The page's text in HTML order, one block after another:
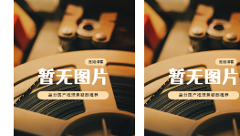
未知 未知